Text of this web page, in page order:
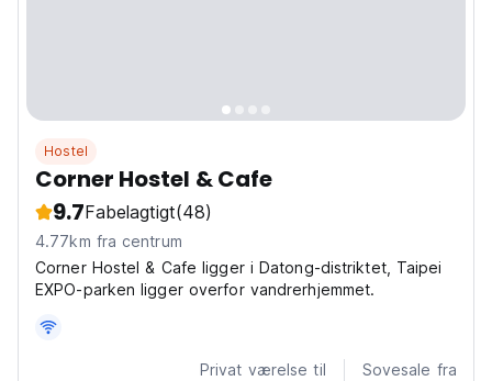
Hostel
Corner Hostel & Cafe
9.7Fabelagtigt(48)
4.77km fra centrum
Corner Hostel & Cafe ligger i Datong-distriktet, Taipei
EXPO-parken ligger overfor vandrerhjemmet.
Privat værelse til Sovesale fra